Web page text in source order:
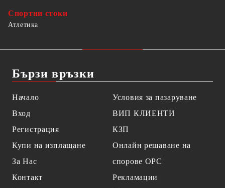
Спортни стоки
Атлетика
Бързи връзки
Начало
Вход
Регистрация
Купи на изплащане
За Нас
Контакт
Условия за пазаруване
ВИП КЛИЕНТИ
КЗП
Онлайн решаване на
спорове OPC
Рекламации